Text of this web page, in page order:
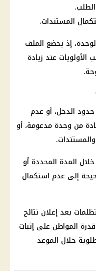
المستندات.
إذ يخضع الملف
الأولويات عند زيادة
الدخل، أو عدم
من وحدة مدعومة، أو
المدة المحددة أو
إلى عدم استكمال
بعد إعلان نتائج
المواطن على إثبات
خلال الموعد